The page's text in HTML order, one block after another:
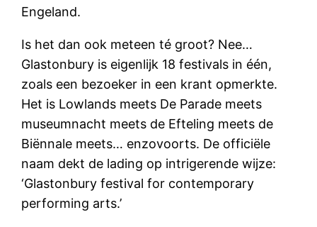
Engeland.
Is het dan ook meteen té groot? Nee…
Glastonbury is eigenlijk 18 festivals in één,
zoals een bezoeker in een krant opmerkte.
Het is Lowlands meets De Parade meets
museumnacht meets de Efteling meets de
Biënnale meets… enzovoorts. De officiële
naam dekt de lading op intrigerende wijze:
‘Glastonbury festival for contemporary
performing arts.’